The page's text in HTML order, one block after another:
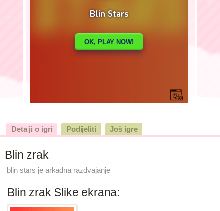
Detalji o igri Podijeliti Još igre
Blin zrak
blin stars je arkadna razdvajanje
Blin zrak Slike ekrana: